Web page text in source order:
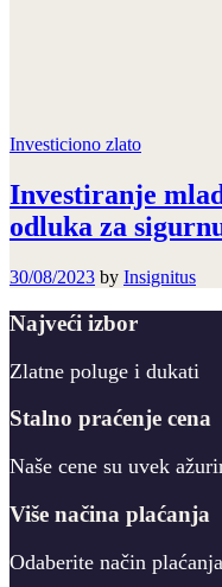
Investiciono zlato
Investiranje
odluka za
30/08/2023 by Insignitus
Najveći izbor
Zlatne poluge i dukati
Stalno praćenje cena
Naše cene su uvek
Više načina plaćanja
Odaberite način plaćanja